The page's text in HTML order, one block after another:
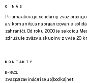
O NÁS
Priama akcia je solidárny zväz
a v komunite, a na organizovanie
zahraničí. Od roku 2000 je sekciou
združuje zväzy a skupiny z vyše 20
KONTAKTY
E-MAIL
zvazpa(zavináč)riseup(bodka)net